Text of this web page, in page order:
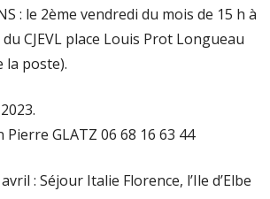
: le 2ème vendredi du mois de 15 h à
CJEVL place Louis Prot Longueau
la poste).
Pierre GLATZ 06 68 16 63 44
: Séjour Italie Florence, l’Ile d’Elbe